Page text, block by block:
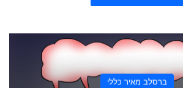
ברסלב מאיר כללי